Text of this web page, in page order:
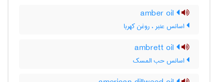
اسانس عنبر ، روغن کهربا
اسانس حب المسک